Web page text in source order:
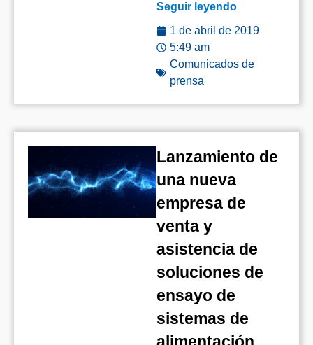
Seguir leyendo
1 de abril de 2019
5:49 am
Comunicados de
prensa
Lanzamiento de
una nueva
empresa de
venta y
asistencia de
soluciones de
ensayo de
sistemas de